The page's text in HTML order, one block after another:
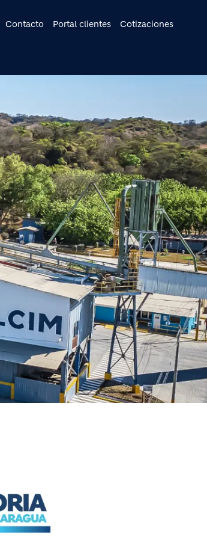
Contacto Portal clientes Cotizaciones